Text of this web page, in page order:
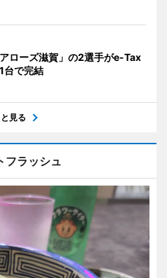
ローズ滋賀」の2選手がe-Tax
で完結
見る
フラッシュ